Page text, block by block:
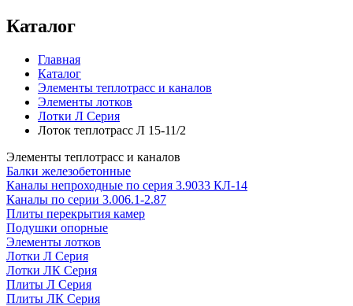
Каталог
Главная
Каталог
Элементы теплотрасс и каналов
Элементы лотков
Лотки Л Серия
Лоток теплотрасс Л 15-11/2
Элементы теплотрасс и каналов
Балки железобетонные
Каналы непроходные по серия 3.9033 КЛ-14
Каналы по серии 3.006.1-2.87
Плиты перекрытия камер
Подушки опорные
Элементы лотков
Лотки Л Серия
Лотки ЛК Серия
Плиты Л Серия
Плиты ЛК Серия